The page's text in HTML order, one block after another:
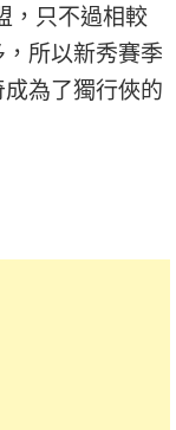
，只不過相較
所以新秀賽季
為了獨行俠的